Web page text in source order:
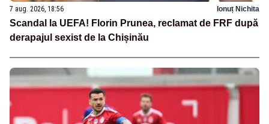
7 aug. 2026, 18:56 Ionuț Nichita
Scandal la UEFA! Florin Prunea, reclamat de FRF după
derapajul sexist de la Chișinău